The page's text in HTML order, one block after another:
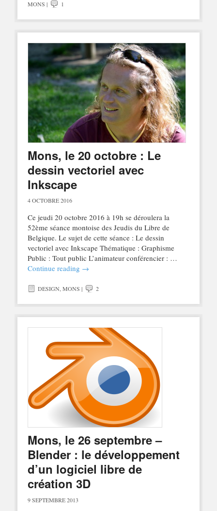
MONS | 1
Mons, le 20 octobre : Le
dessin vectoriel avec
Inkscape
4 OCTOBRE 2016
Ce jeudi 20 octobre 2016 à 19h se déroulera la
52ème séance montoise des Jeudis du Libre de
Belgique. Le sujet de cette séance : Le dessin
vectoriel avec Inkscape Thématique : Graphisme
Public : Tout public L’animateur conférencier : …
Continue reading →
DESIGN MONS | 2
Mons, le 26 septembre –
Blender : le développement
d’un logiciel libre de
création 3D
9 SEPTEMBRE 2013